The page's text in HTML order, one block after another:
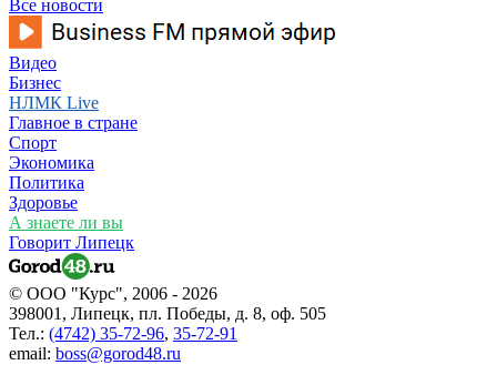
Все новости
Видео
Бизнес
НЛМК Live
Главное в стране
Спорт
Экономика
Политика
Здоровье
А знаете ли вы
Говорит Липецк
© ООО "Курс", 2006 - 2026
398001, Липецк, пл. Победы, д. 8, оф. 505
Тел.: (4742) 35-72-96, 35-72-91
email: boss@gorod48.ru